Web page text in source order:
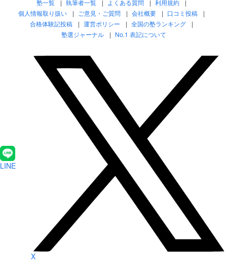
塾一覧 執筆者一覧 よくある質問
利用規約
個人情報取り扱い
ご意見・ご質問 会社概要
口コミ投稿
合格体験記投稿
運営ポリシー
全国の塾ランキング
塾選ジャーナル
No.1 表記について
LINE
X